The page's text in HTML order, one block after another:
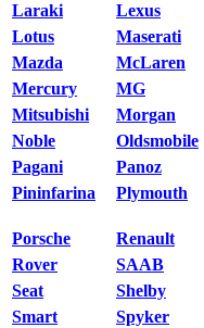
Laraki
Lexus
Lotus
Maserati
Mazda
McLaren
Mercury
MG
Mitsubishi
Morgan
Noble
Oldsmobile
Pagani
Panoz
Pininfarina
Plymouth
Porsche Renault
Rover
SAAB
Seat
Shelby
Smart
Spyker